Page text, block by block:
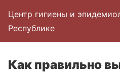
Центр гигиены и
Республике
Как правильно